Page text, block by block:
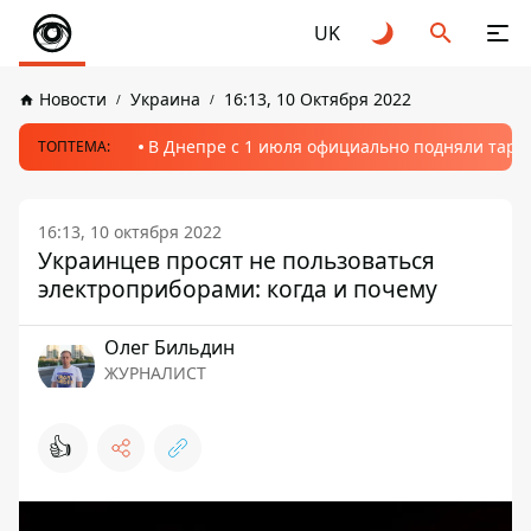
UK
Новости Украина 16:13, 10 Октября 2022
ТОПТЕМА: В Днепре с 1 июля официально подняли
16:13, 10 октября 2022
Украинцев просят не пользоваться
электроприборами: когда и почему
Олег Бильдин
ЖУРНАЛИСТ
👍